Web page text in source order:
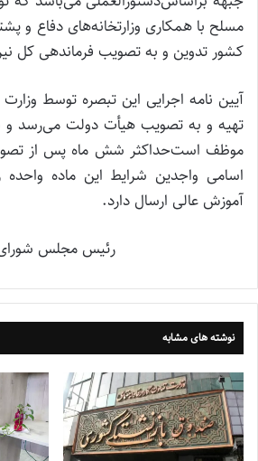
مسلح با همکاری وزارتخانه‌های دفاع و
کشور تدوین و به تصویب‌ فرماندهی کل
‌آیین نامه اجرایی این تبصره توسط
تهیه و به تصویب هیأت دولت می‌رسد و
موظف است‌حداکثر شش ماه پس از
اسامی واجدین شرایط این ماده
آموزش عالی ارسال دارد.
‌رئیس مجلس
نوشته های مشابه